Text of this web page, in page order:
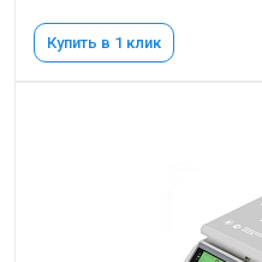
Купить в 1 клик